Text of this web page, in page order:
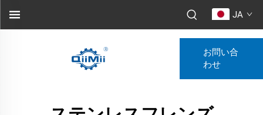
JA
お問い合
わせ